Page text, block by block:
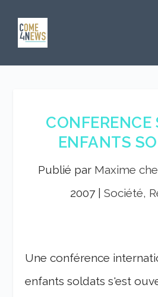
CONFERENCE
ENFANTS
Publié par Maxime
2007
Société,
Une conférence
enfants soldats s'est